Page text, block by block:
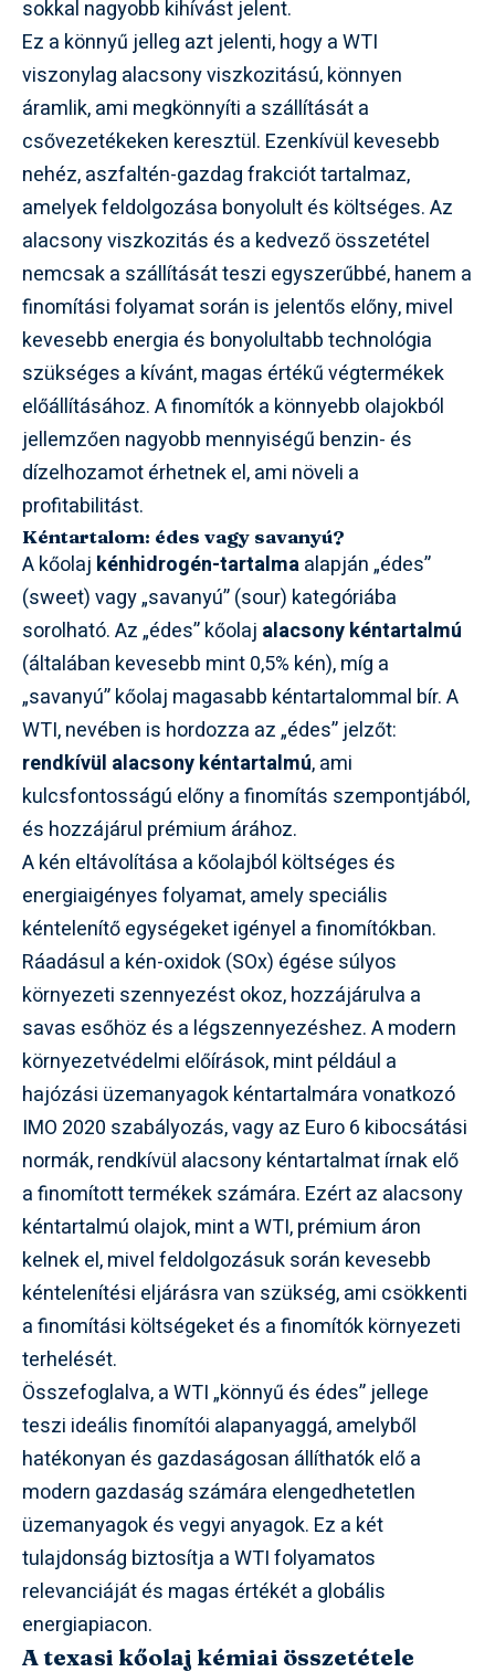
sokkal nagyobb kihívást jelent.
Ez a könnyű jelleg azt jelenti, hogy a WTI
viszonylag alacsony viszkozitású, könnyen
áramlik, ami megkönnyíti a szállítását a
csővezetékeken keresztül. Ezenkívül kevesebb
nehéz, aszfaltén-gazdag frakciót tartalmaz,
amelyek feldolgozása bonyolult és költséges. Az
alacsony viszkozitás és a kedvező összetétel
nemcsak a szállítását teszi egyszerűbbé, hanem a
finomítási folyamat során is jelentős előny, mivel
kevesebb energia és bonyolultabb technológia
szükséges a kívánt, magas értékű végtermékek
előállításához. A finomítók a könnyebb olajokból
jellemzően nagyobb mennyiségű benzin- és
dízelhozamot érhetnek el, ami növeli a
profitabilitást.
Kéntartalom: édes vagy savanyú?
A kőolaj kénhidrogén-tartalmaalapján „édes”
(sweet) vagy „savanyú” (sour) kategóriába
sorolható. Az „édes” kőolaj alacsony kéntartalmú
(általában kevesebb mint 0,5% kén), míg a
„savanyú” kőolaj magasabb kéntartalommal bír. A
WTI, nevében is hordozza az „édes” jelzőt:
rendkívül alacsony kéntartalmú, ami
kulcsfontosságú előny a finomítás szempontjából,
és hozzájárul prémium árához.
A kén eltávolítása a kőolajból költséges és
energiaigényes folyamat, amely speciális
kéntelenítő egységeket igényel a finomítókban.
Ráadásul a kén-oxidok (SOx) égése súlyos
környezeti szennyezést okoz, hozzájárulva a
savas esőhöz és a légszennyezéshez. A modern
környezetvédelmi előírások, mint például a
hajózási üzemanyagok kéntartalmára vonatkozó
IMO 2020 szabályozás, vagy az Euro 6 kibocsátási
normák, rendkívül alacsony kéntartalmat írnak elő
a finomított termékek számára. Ezért az alacsony
kéntartalmú olajok, mint a WTI, prémium áron
kelnek el, mivel feldolgozásuk során kevesebb
kéntelenítési eljárásra van szükség, ami csökkenti
a finomítási költségeket és a finomítók környezeti
terhelését.
Összefoglalva, a WTI „könnyű és édes” jellege
teszi ideális finomítói alapanyaggá, amelyből
hatékonyan és gazdaságosan állíthatók elő a
modern gazdaság számára elengedhetetlen
üzemanyagok és vegyi anyagok. Ez a két
tulajdonság biztosítja a WTI folyamatos
relevanciáját és magas értékét a globális
energiapiacon.
A texasi kőolaj kémiai összetétele